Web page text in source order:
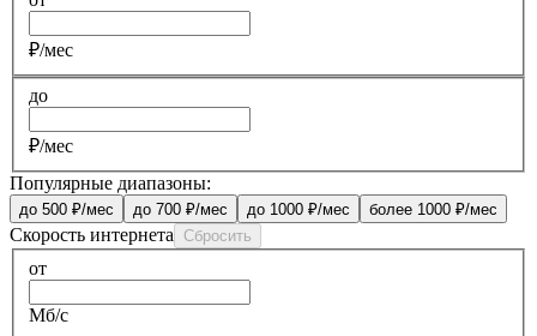
₽/мес
до
₽/мес
Популярные диапазоны:
до 500 ₽/мес до 700 ₽/мес до 1000 ₽/мес более 1000 ₽/мес
Скорость интернета Сбросить
от
Мб/с